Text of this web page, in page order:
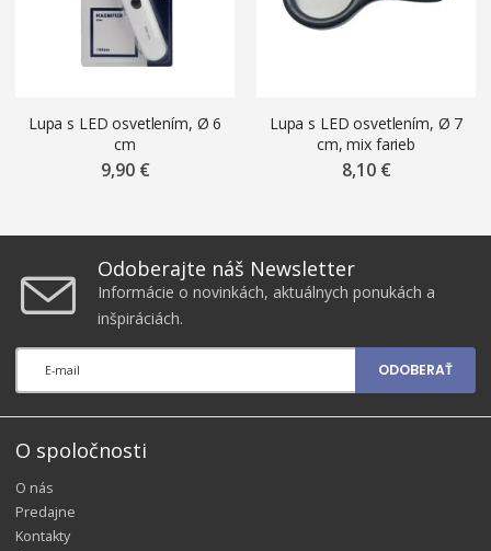
Lupa s LED osvetlením, Ø 6
cm
9,90 €
Lupa s LED osvetlením, Ø 7
cm, mix farieb
8,10 €
Odoberajte náš Newsletter
Informácie o novinkách, aktuálnych ponukách a
inšpiráciách.
ODOBERAŤ
O spoločnosti
O nás
Predajne
Kontakty